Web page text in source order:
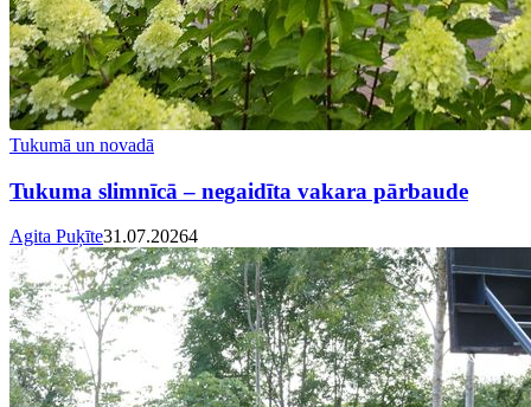
Tukumā un novadā
Tukuma slimnīcā – negaidīta vakara pārbaude
Agita Puķīte31.07.20264